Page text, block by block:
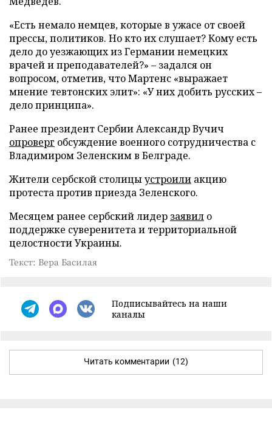
«Есть немало немцев, которые в ужасе от своей
прессы, политиков. Но кто их слушает? Кому есть
дело до уезжающих из Германии немецких
врачей и преподавателей?» – задался он
вопросом, отметив, что Мартенс «выражает
мнение тевтонских элит»: «У них добить русских –
дело принципа».
Ранее президент Сербии Александр Вучич
опроверг обсуждение военного сотрудничества с
Владимиром Зеленским в Белграде.
Жители сербской столицыустроили акцию
протеста против приезда Зеленского.
Месяцем ранее сербский лидер заявил о
поддержке суверенитета и территориальной
целостности Украины.
Текст: Вера Басилая
Подписывайтесь на наши
каналы
Читать комментарии (12)